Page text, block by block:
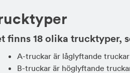
finns 18 olika trucktyper,
A-truckar är låglyftande
B-truckar är höglyftande